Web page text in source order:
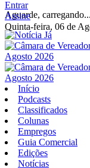
Aguarde, carregando...
Entrar
Assine
Quinta-feira, 06 de
Início
Podcasts
Classificados
Colunas
Empregos
Guia Comercial
Edições
Notícias